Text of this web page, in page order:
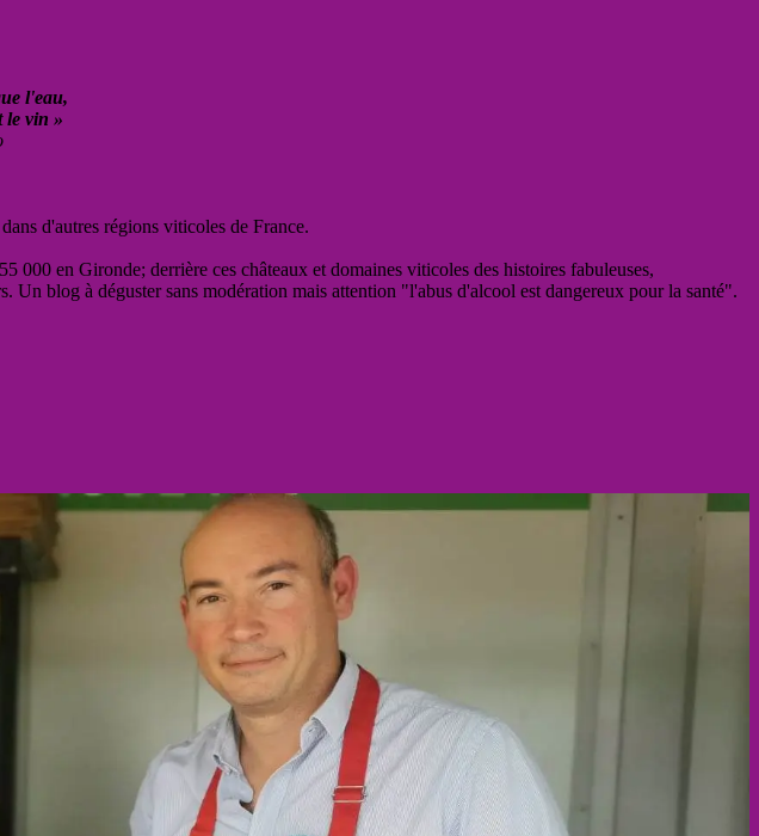
l'eau,
le vin »
d'autres régions viticoles de France.
000 en Gironde; derrière ces châteaux et domaines viticoles des histoires fabuleuses,
Un blog à déguster sans modération mais attention "l'abus d'alcool est dangereux pour la santé".